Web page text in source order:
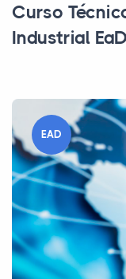
Curso
Industrial EaD
EAD